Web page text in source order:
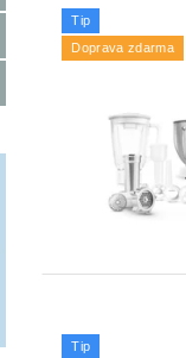
Tip
Doprava zdarma
Tip